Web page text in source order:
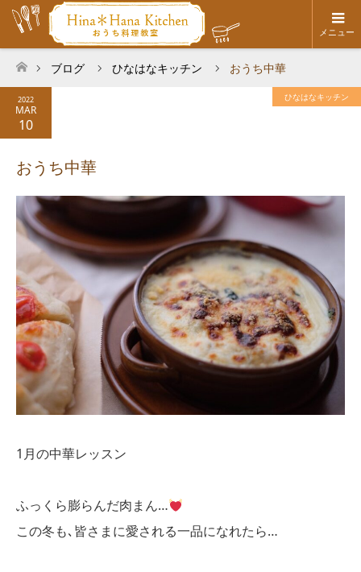
メニュー
ホーム
ブログ ひなはなキッチン おうち中華
2022
MAR
10
ひなはなキッチン
おうち中華
1月の中華レッスン
ふっくら膨らんだ肉まん…
この冬も､皆さまに愛される一品になれたら…